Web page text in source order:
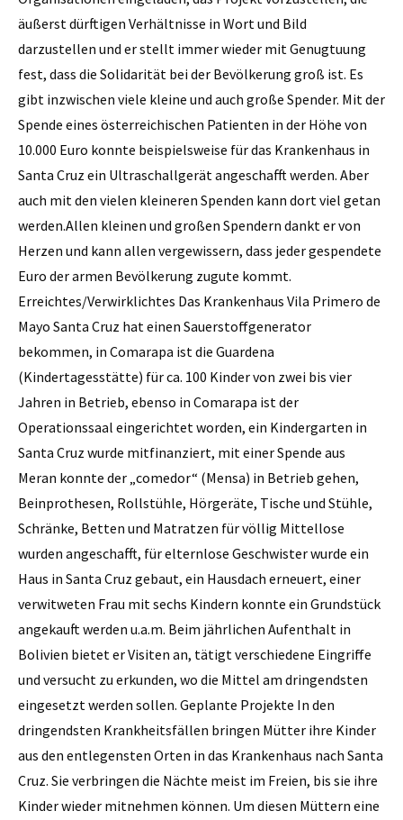
äußerst dürftigen Verhältnisse in Wort und Bild
darzustellen und er stellt immer wieder mit Genugtuung
fest, dass die Solidarität bei der Bevölkerung groß ist. Es
gibt inzwischen viele kleine und auch große Spender. Mit der
Spende eines öster­reichischen Patienten in der Höhe von
10.000 Euro konnte beispielsweise für das Krankenhaus in
Santa Cruz ein Ultraschallgerät angeschafft werden. Aber
auch mit den vielen kleineren Spenden kann dort viel getan
werden.Allen kleinen und großen Spendern dankt er von
Herzen und kann allen vergewissern, dass jeder gespendete
Euro der armen Bevölkerung zugute kommt.
Erreichtes/Verwirklichtes Das Krankenhaus Vila Primero de
Mayo Santa Cruz hat einen Sauerstoffgenerator
bekommen, in Comarapa ist die Guardena
(Kindertagesstätte) für ca. 100 Kinder von zwei bis vier
Jahren in Betrieb, ebenso in Comarapa ist der
Operationssaal eingerichtet worden, ein Kindergarten in
Santa Cruz wurde mitfinanziert, mit einer Spende aus
Meran konnte der „comedor“ (Mensa) in Betrieb gehen,
Beinprothesen, Rollstühle, Hörgeräte, Tische und Stühle,
Schränke, Betten und Matratzen für völlig Mittellose
wurden angeschafft, für elternlose Geschwister wurde ein
Haus in Santa Cruz gebaut, ein Hausdach erneuert, einer
verwitweten Frau mit sechs Kindern konnte ein Grundstück
angekauft werden u.a.m. Beim jährlichen Aufenthalt in
Bolivien bietet er Visiten an, tätigt verschiedene Eingriffe
und versucht zu erkunden, wo die Mittel am dringendsten
eingesetzt werden sollen. Geplante Projekte In den
dringendsten Krankheitsfällen bringen Mütter ihre Kinder
aus den entlegensten Orten in das Krankenhaus nach Santa
Cruz. Sie verbringen die Nächte meist im Freien, bis sie ihre
Kinder wieder mitnehmen können. Um diesen Müttern eine